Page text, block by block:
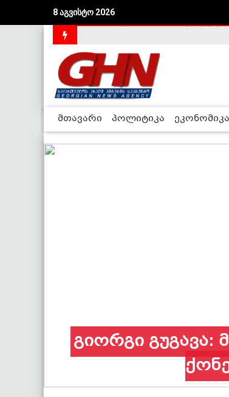
8 აგვისტო 2026
მთავარი პოლიტიკა ეკონომიკა
გიორგი გუგავა: